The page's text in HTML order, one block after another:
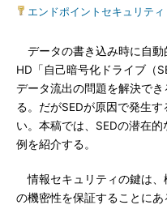
エンドポイントセキュリティ
データの書き込み時に自動
HD「自己暗号化ドライブ（
データ流出の問題を解決で
る。だがSEDが原因で発生
い。本稿では、SEDの潜在
例を紹介する。
情報セキュリティの鍵は、
の機密性を保証することに